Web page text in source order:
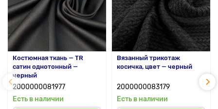
Костюмная ткань — TR
сатин однотонный —
черный
2000000081977
Есть в наличии
Вязанный трикотаж
косичка, цвет — черный
2000000083179
Есть в наличии